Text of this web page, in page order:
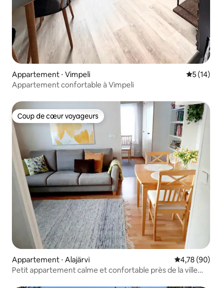
Appartement ⋅ Vimpeli
5 (14)
Appartement confortable à Vimpeli
Coup de cœur voyageurs
Coup de cœur voyageurs
Appartement ⋅ Alajärvi Évaluation
4,78 (90)
Petit appartement calme et confortable près de la ville